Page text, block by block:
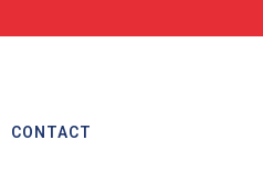
CONTACT